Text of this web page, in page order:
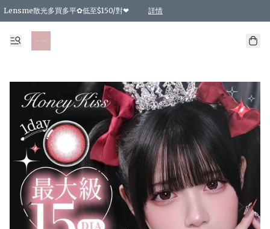
Lensme散光多買多平✿低至$150/對❤ 詳情
台灣Karacon⁩✧日拋 特價清貨❁⃘
日本韓國多款日/月拋現貨☼ 特價❤︎數量有限 售完即止
🇰🇷韓國多款月拋現貨 特價兩對$99✿數量有限 售完即止♫
精選商品，任選買2件或以上9 折；買4件或以上85 折；買6件或以上8 折
精選商品，任選買2件HKD 140.00；買4件HKD 260.00
精選商品，任選買2件HKD 190.00；買4件HKD 360.00
精選商品，任選買2件HKD 110.00；買4件HKD 180.00
精選商品，任選買2件HKD 170.00；買4件HKD 320.00
精選商品，任選買2件或以上減HKD 148.00
精選商品，任選買2件或以上減HKD 148.00
精選商品，任選買2件或以上95 折；買4件或以上9 折；買6件或以上85 折；買8件
精選商品，任選買12件或以上87 折
精選商品，任選買2件或以上減HKD 16.00；買4件或以上減HKD 32.00；買6
精選商品，任選買2件或以上95 折；買4件或以上9 折；買8件或以上85 折；買12
購物滿 HKD 800.00即享免運費優惠！（適用於 特定的送貨方式 )